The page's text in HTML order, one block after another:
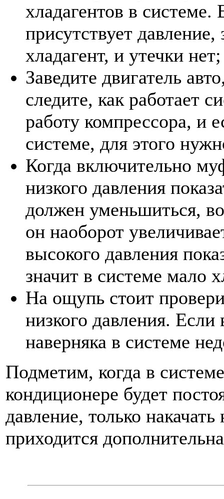
хладагентов в
присутствует давление,
хладагент, и утечки нет;
Заведите двигатель
следите, как работает
работу компрессора, и
системе, для этого
Когда включительно
низкого давления
должен уменьшиться,
он наоборот
высокого давления
значит в системе мало
На ощупь стоит
низкого давления.
наверняка в системе
Подметим, когда в
кондиционере будет
давление, только
приходится